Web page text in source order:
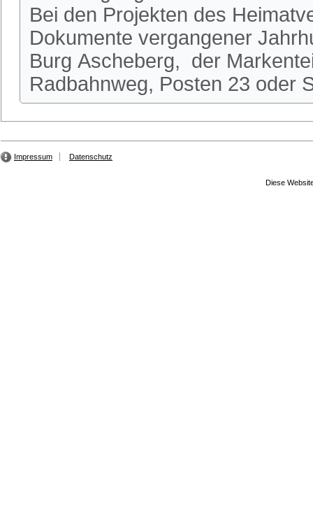
Bei den Projekten des
Dokumente vergangener
Burg Ascheberg, der
Radbahnweg, Posten 23 oder
Impressum Datenschutz
Diese